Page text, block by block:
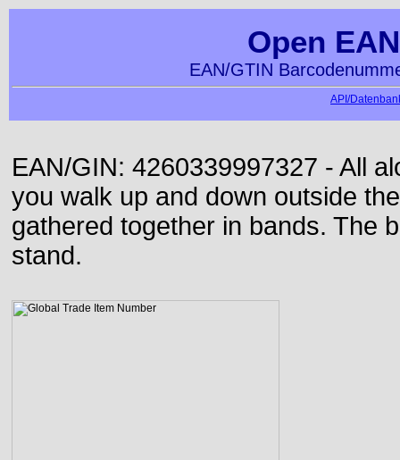
Open
EAN/GTIN
API/
EAN/GIN: 4260339997327 - All
you walk up and down outside
gathered together in bands. The
stand.